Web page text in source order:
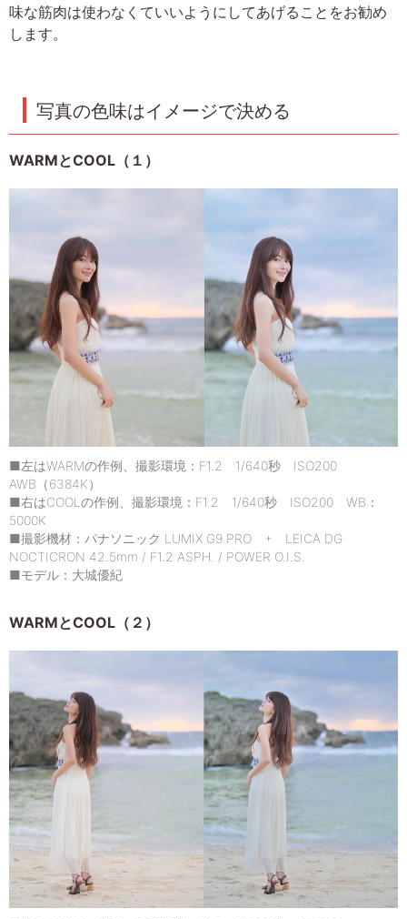
味な筋肉は使わなくていいようにしてあげることをお勧め
します。
写真の色味はイメージで決める
WARMとCOOL（１）
■左はWARMの作例、撮影環境：F1.2 1/640秒 ISO200
AWB（6384K）
■右はCOOLの作例、撮影環境：F1.2 1/640秒 ISO200 WB：
5000K
■撮影機材：パナソニック LUMIX G9 PRO + LEICA DG
NOCTICRON 42.5mm / F1.2 ASPH. / POWER O.I.S.
■モデル：大城優紀
WARMとCOOL（２）